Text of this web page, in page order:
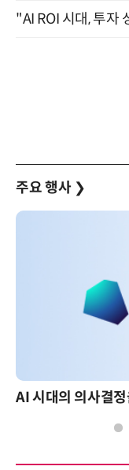
주요 행사 ❯